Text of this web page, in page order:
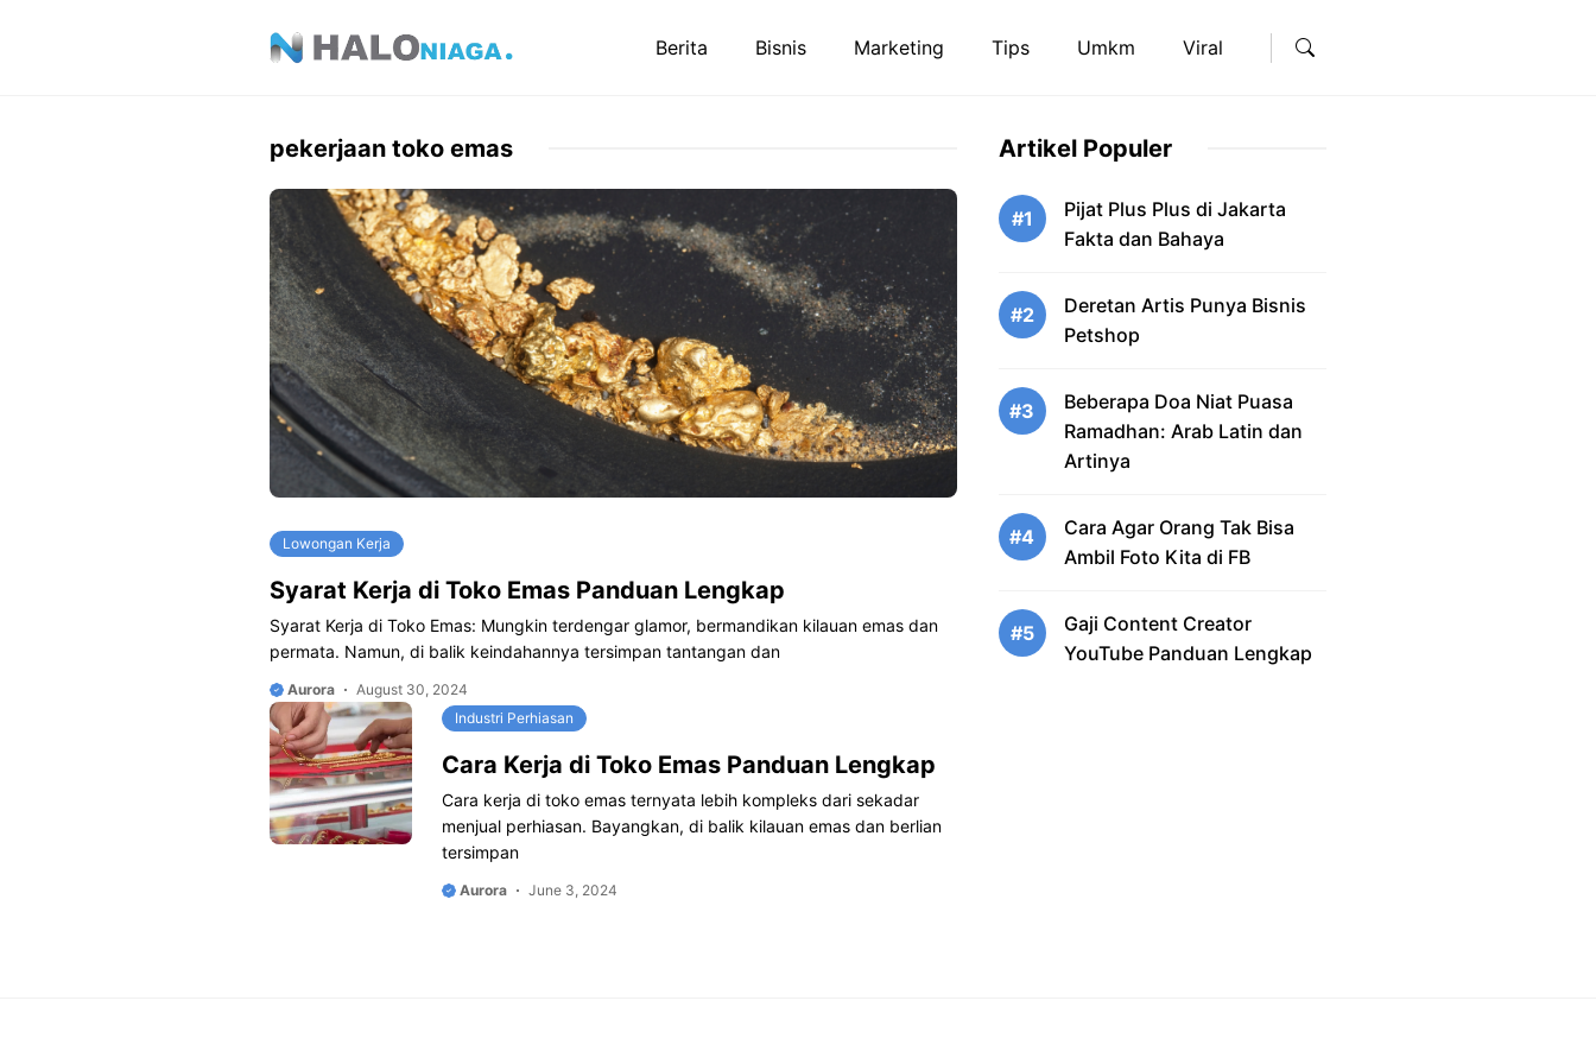
Berita Bisnis Marketing Tips Umkm Viral
pekerjaan toko emas
Lowongan Kerja
Syarat Kerja di Toko Emas Panduan Lengkap
Syarat Kerja di Toko Emas: Mungkin terdengar glamor, bermandikan kilauan emas dan
permata. Namun, di balik keindahannya tersimpan tantangan dan
Aurora
August 30, 2024
Industri Perhiasan
Cara Kerja di Toko Emas Panduan Lengkap
Cara kerja di toko emas ternyata lebih kompleks dari sekadar
menjual perhiasan. Bayangkan, di balik kilauan emas dan berlian
tersimpan
Aurora June 3, 2024
Artikel Populer
#1
Pijat Plus Plus di Jakarta
Fakta dan Bahaya
#2
Deretan Artis Punya Bisnis
Petshop
#3
Beberapa Doa Niat Puasa
Ramadhan: Arab Latin dan
Artinya
#4
Cara Agar Orang Tak Bisa
Ambil Foto Kita di FB
#5
Gaji Content Creator
YouTube Panduan Lengkap